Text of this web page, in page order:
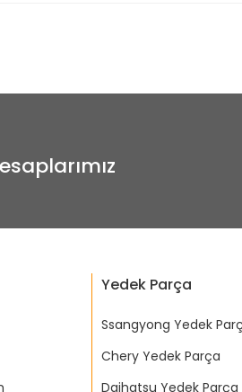
Yedek Parça
Ssangyong Yedek
Chery Yedek Parça
Daihatsu Yedek Parça